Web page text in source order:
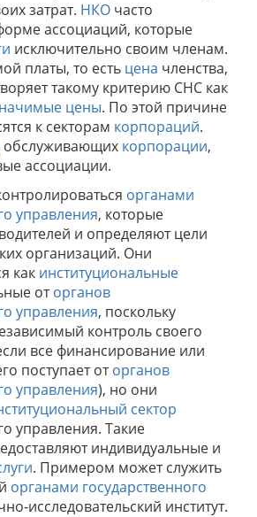
затрат. НКО часто
ассоциаций, которые
исключительно своим членам.
платы, то есть цена членства,
такому критерию СНС как
цены. По этой причине
к секторам корпораций.
обслуживающих корпорации,
ассоциации.
органами
управления, которые
и определяют цели
организаций. Они
как институциональные
оторганов
управления, поскольку
контроль своего
все финансирование или
поступает оторганов
управления), но они
сектор
управления. Такие
индивидуальные и
. Примером может служить
органами государственного
исследовательский институт.